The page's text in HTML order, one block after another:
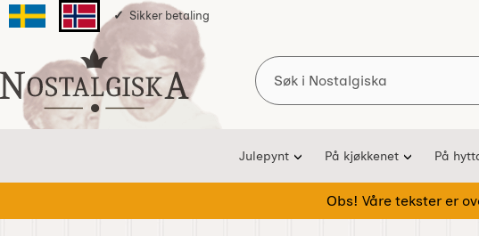
Svenska sidanNorska sidan
Sikker betaling
Startsiden for Nostalgiska
Søk
Julepynt På kjøkkenet På
Obs! Våre tekster er